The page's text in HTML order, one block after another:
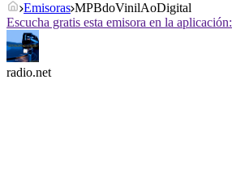
Emisoras MPBdoVinilAoDigital
Escucha gratis esta emisora en la aplicación:
radio.net